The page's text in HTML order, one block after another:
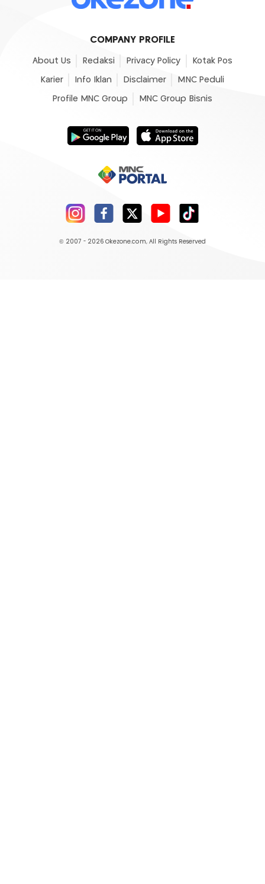
COMPANY PROFILE
About Us Redaksi Privacy Policy Kotak Pos
Karier Info Iklan Disclaimer MNC Peduli
Profile MNC Group MNC Group Bisnis
© 2007 - 2026 Okezone.com, All Rights Reserved